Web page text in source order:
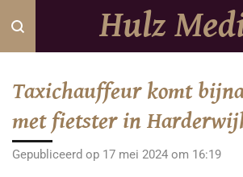
Ga
direct
hoofdinhoud
Hulz
Taxichauffeur komt
met fietster in
Gepubliceerd op 17 mei 2024 om 16:19